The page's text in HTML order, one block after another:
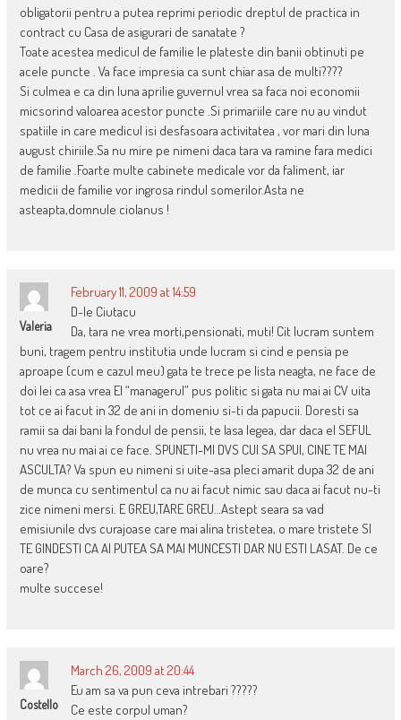
obligatorii pentru a putea reprimi periodic dreptul de practica in
contract cu Casa de asigurari de sanatate ?
Toate acestea medicul de familie le plateste din banii obtinuti pe
acele puncte . Va face impresia ca sunt chiar asa de multi????
Si culmea e ca din luna aprilie guvernul vrea sa faca noi economii
micsorind valoarea acestor puncte .Si primariile care nu au vindut
spatiile in care medicul isi desfasoara activitatea , vor mari din luna
august chiriile.Sa nu mire pe nimeni daca tara va ramine fara medici
de familie .Foarte multe cabinete medicale vor da faliment, iar
medicii de familie vor ingrosa rindul somerilor.Asta ne
asteapta,domnule ciolanus !
Valeria
February 11, 2009 at 14:59
D-le Ciutacu
Da, tara ne vrea morti,pensionati, muti! Cit lucram suntem
buni, tragem pentru institutia unde lucram si cind e pensia pe
aproape (cum e cazul meu) gata te trece pe lista neagta, ne face de
doi lei ca asa vrea El “managerul” pus politic si gata nu mai ai CV uita
tot ce ai facut in 32 de ani in domeniu si-ti da papucii. Doresti sa
ramii sa dai bani la fondul de pensii, te lasa legea, dar daca el SEFUL
nu vrea nu mai ai ce face. SPUNETI-MI DVS CUI SA SPUI, CINE TE MAI
ASCULTA? Va spun eu nimeni si uite-asa pleci amarit dupa 32 de ani
de munca cu sentimentul ca nu ai facut nimic sau daca ai facut nu-ti
zice nimeni mersi. E GREU,TARE GREU…Astept seara sa vad
emisiunile dvs curajoase care mai alina tristetea, o mare tristete SI
TE GINDESTI CA AI PUTEA SA MAI MUNCESTI DAR NU ESTI LASAT. De ce
oare?
multe succese!
Costello
March 26, 2009 at 20:44
Eu am sa va pun ceva intrebari ?????
Ce este corpul uman?